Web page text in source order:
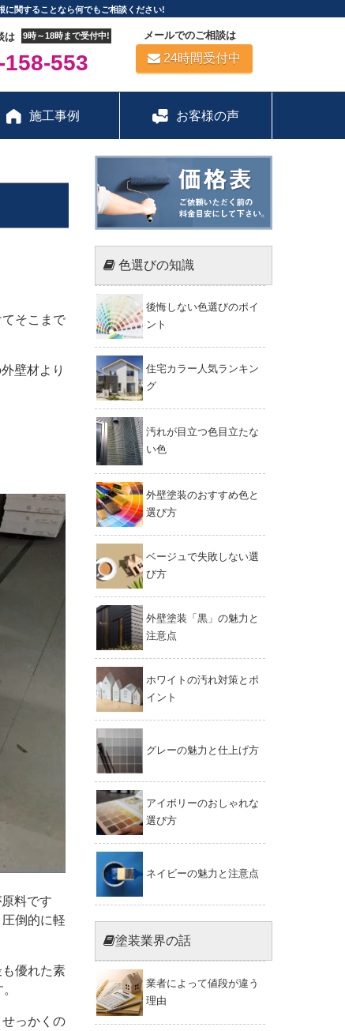
に関することなら何でもご相談ください!
は 9時～18時まで受付中!
158-553
メールでのご相談は
24時間受付中
施工事例 お客様の声
そこまで
壁材より
料です
倒的に軽
優れた素
っかくの
色選びの知識
後悔しない色選びのポイ
ント
住宅カラー人気ランキン
グ
汚れが目立つ色目立たな
い色
外壁塗装のおすすめ色と
選び方
ベージュで失敗しない選
び方
外壁塗装「黒」の魅力と
注意点
ホワイトの汚れ対策とポ
イント
グレーの魅力と仕上げ方
アイボリーのおしゃれな
選び方
ネイビーの魅力と注意点
塗装業界の話
業者によって値段が違う
理由